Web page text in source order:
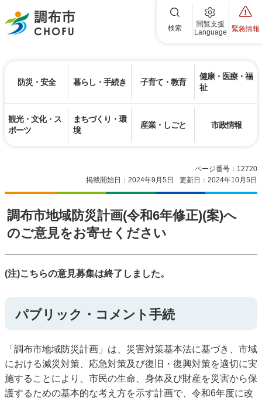
調布市 検索
閲覧支援
Language
緊急情報
防災・安全 暮らし・手続き 子育て・教育
健康・医療・福
祉
観光・文化・ス
ポーツ
まちづくり・環
境
産業・しごと 市政情報
ページ番号：12720
掲載開始日：2024年9月5日
更新日：2024年10月5日
調布市地域防災計画(令和6年修正)(案)へ
のご意見をお寄せください
(注)こちらの意見募集は終了しました。
パブリック・コメント手続
「調布市地域防災計画」は、災害対策基本法に基づき、市域
における減災対策、応急対策及び復旧・復興対策を適切に実
施することにより、市民の生命、身体及び財産を災害から保
護するための基本的な考え方を示す計画で、令和6年度に改